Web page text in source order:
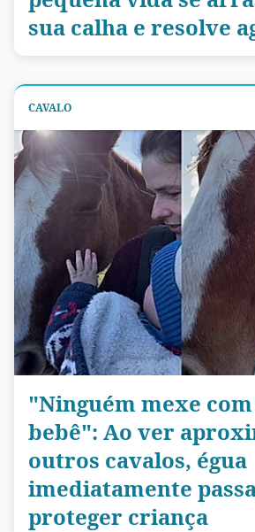
sua calha e resolve
CAVALO
"Ninguém mexe com
bebê": Ao ver
outros cavalos, égua
imediatamente
proteger criança